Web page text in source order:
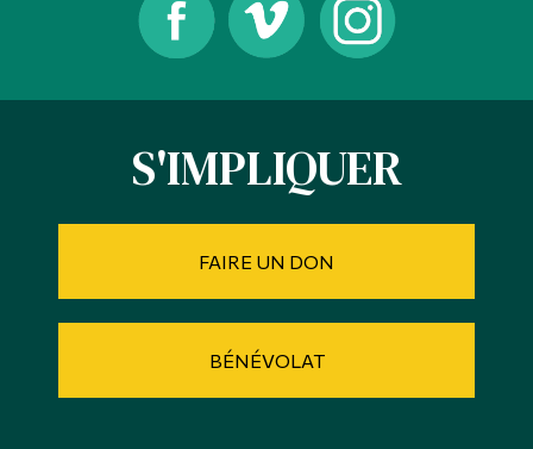
S'IMPLIQUER
FAIRE UN DON
BÉNÉVOLAT